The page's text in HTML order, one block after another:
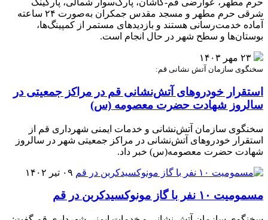
حرم مطهر، عوارضی قم-کاشان، پارک‌سوار شمالی، پارکینگ
شرقی حرم مطهر و مسجد مقدس جمکران به‌صورت ۲۴ ساعته
آماده خدمت‌رسانی هستند و بازدیدهای مستمر از کمپینگ‌ها،
بوستان‌ها و سطح شهر در حال انجام است.
۲۳ مهر ۱۴۰۳
سخنگوی سازمان آتش نشانی قم:
استقرار خودروهای آتش‌نشانی قم در مراکز جمعیتی در
سالروز شهادت حضرت معصومه (س)
سخنگوی سازمان آتش‌نشانی و خدمات ایمنی شهرداری قم از
استقرار خودروهای آتش‌نشانی در مراکز جمعیتی شهر در سالروز
شهادت حضرت معصومه(س) خبر داد.
۰۹ تیر ۱۴۰۲
مسمومیت ۱۰ نفر با گاز مونوکسیدکربن در قم